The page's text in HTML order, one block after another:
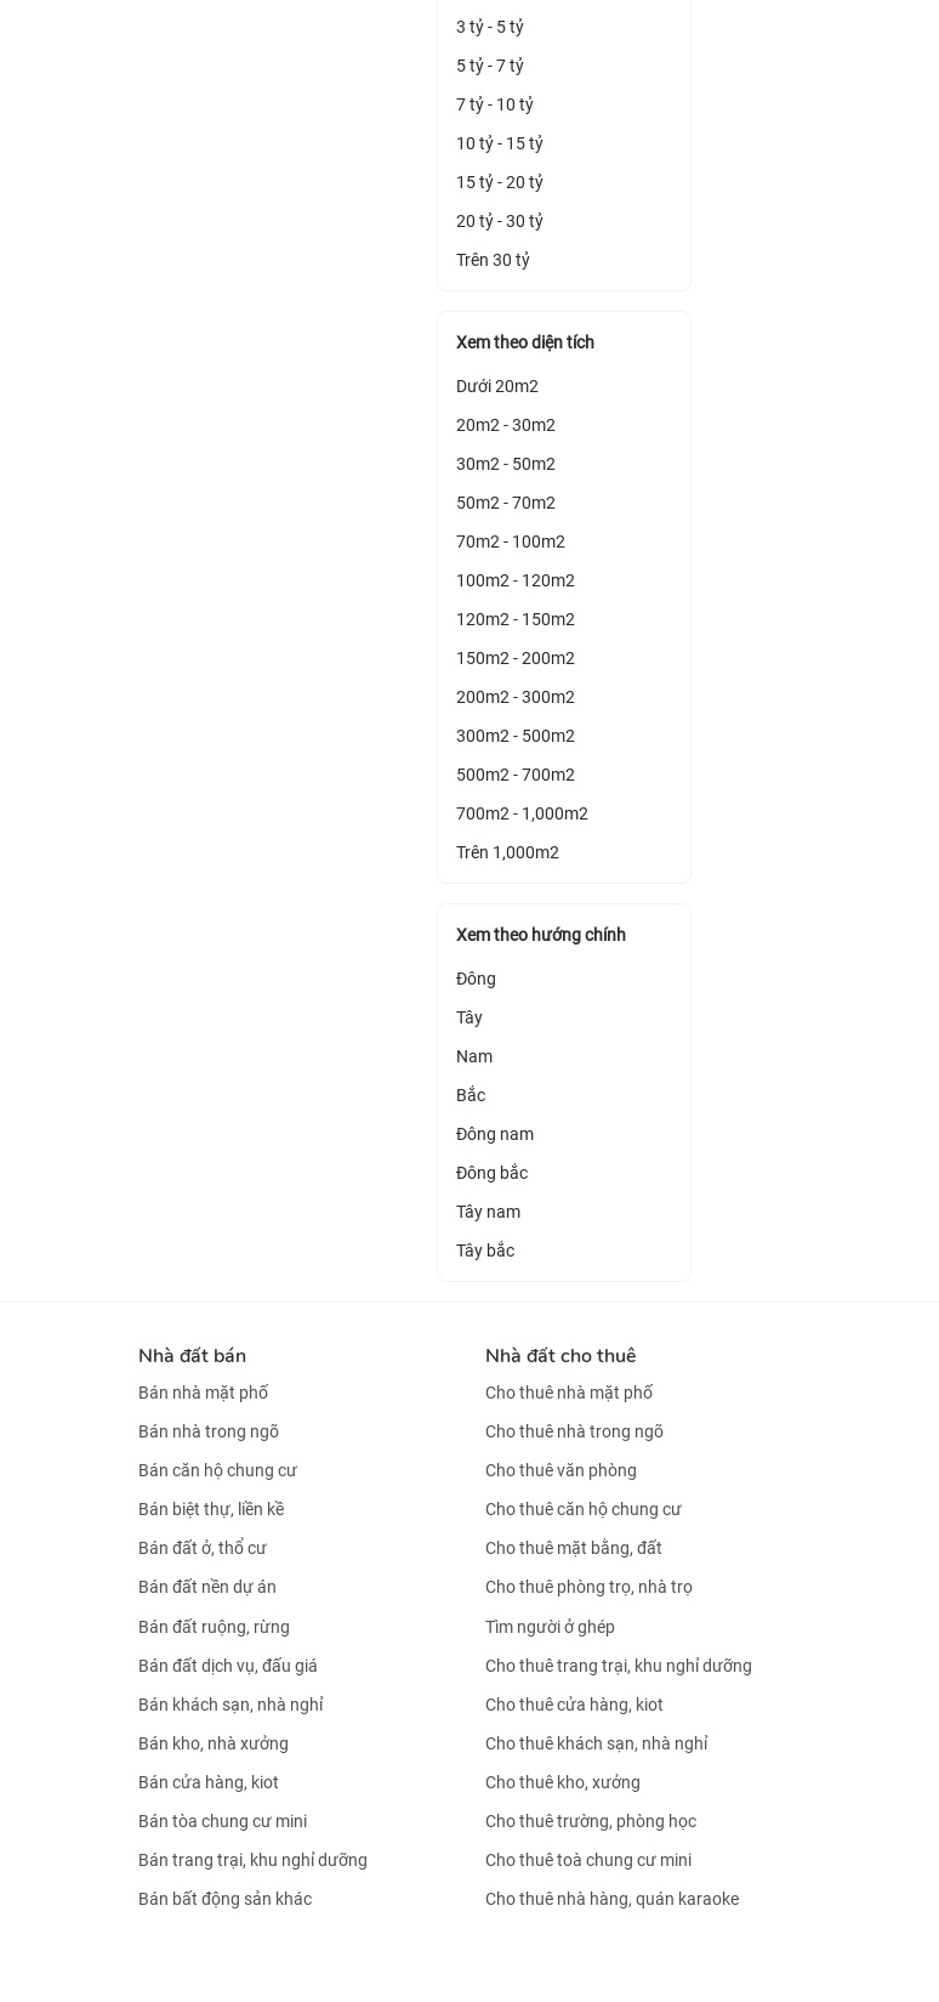
3 tỷ - 5 tỷ
5 tỷ - 7 tỷ
7 tỷ - 10 tỷ
10 tỷ - 15 tỷ
15 tỷ - 20 tỷ
20 tỷ - 30 tỷ
Trên 30 tỷ
Xem theo diện tích
Dưới 20m2
20m2 - 30m2
30m2 - 50m2
50m2 - 70m2
70m2 - 100m2
100m2 - 120m2
120m2 - 150m2
150m2 - 200m2
200m2 - 300m2
300m2 - 500m2
500m2 - 700m2
700m2 - 1,000m2
Trên 1,000m2
Xem theo hướng chính
Đông
Tây
Nam
Bắc
Đông nam
Đông bắc
Tây nam
Tây bắc
Nhà đất bán
Bán nhà mặt phố
Bán nhà trong ngõ
Bán căn hộ chung cư
Bán biệt thự, liền kề
Bán đất ở, thổ cư
Bán đất nền dự án
Bán đất ruộng, rừng
Bán đất dịch vụ, đấu giá
Bán khách sạn, nhà nghỉ
Bán kho, nhà xưởng
Bán cửa hàng, kiot
Bán tòa chung cư mini
Bán trang trại, khu nghỉ dưỡng
Bán bất động sản khác
Nhà đất cho thuê
Cho thuê nhà mặt phố
Cho thuê nhà trong ngõ
Cho thuê văn phòng
Cho thuê căn hộ chung cư
Cho thuê mặt bằng, đất
Cho thuê phòng trọ, nhà trọ
Tìm người ở ghép
Cho thuê trang trại, khu nghỉ dưỡng
Cho thuê cửa hàng, kiot
Cho thuê khách sạn, nhà nghỉ
Cho thuê kho, xưởng
Cho thuê trường, phòng học
Cho thuê toà chung cư mini
Cho thuê nhà hàng, quán karaoke